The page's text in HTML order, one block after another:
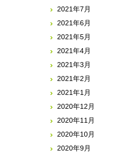
2021年7月
2021年6月
2021年5月
2021年4月
2021年3月
2021年2月
2021年1月
2020年12月
2020年11月
2020年10月
2020年9月